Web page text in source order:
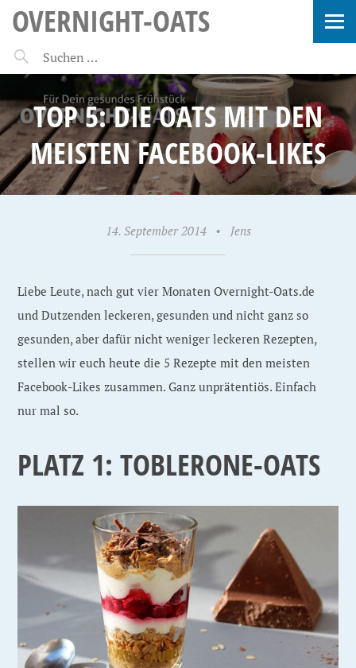
OVERNIGHT-OATS
TOP 5: DIE OATS MIT DEN
MEISTEN FACEBOOK-LIKES
14. September 2014 • Jens
Liebe Leute, nach gut vier Monaten Overnight-Oats.de
und Dutzenden leckeren, gesunden und nicht ganz so
gesunden, aber dafür nicht weniger leckeren Rezepten,
stellen wir euch heute die 5 Rezepte mit den meisten
Facebook-Likes zusammen. Ganz unprätentiös. Einfach
nur mal so.
PLATZ 1: TOBLERONE-OATS